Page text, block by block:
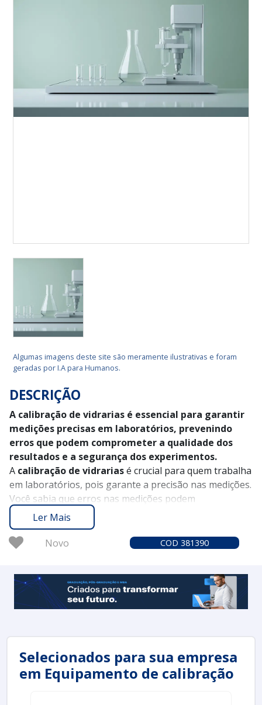
Algumas imagens deste site são meramente ilustrativas e foram
geradas por I.A para Humanos.
DESCRIÇÃO
A calibração de vidrarias é essencial para garantir
medições precisas em laboratórios, prevenindo
erros que podem comprometer a qualidade dos
resultados e a segurança dos experimentos.
A calibração de vidrariasé crucial para quem trabalha
em laboratórios, pois garante a precisão nas medições.
Você sabia que erros nas medições podem
comprometer resultados inteiros? Vamos explorar
como essa prática pode aperfeiçoar seus experimentos
e levar sua pesquisa a um novo nível.
Ler Mais
Novo
COD 381390
Selecionados para sua empresa
em Equipamento de calibração